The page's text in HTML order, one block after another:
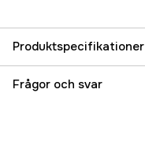
Produktspecifikationer
Referensnummer
Frågor och svar